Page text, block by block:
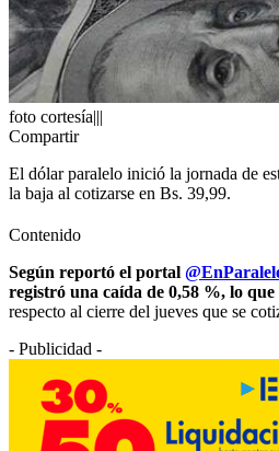
foto cortesía|||
Compartir
El dólar paralelo inició la jornada de
la baja al cotizarse en Bs. 39,99.
Contenido
Según reportó el portal
registró una caída de 0,58 %, lo que
respecto al cierre del jueves que se
- Publicidad -